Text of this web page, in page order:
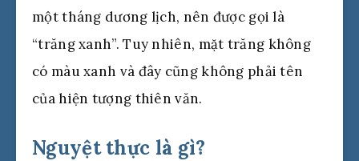
một tháng dương lịch, nên được gọi là
“trăng xanh”. Tuy nhiên, mặt trăng không
có màu xanh và đây cũng không phải tên
của hiện tượng thiên văn.
Nguyệt thực là gì?